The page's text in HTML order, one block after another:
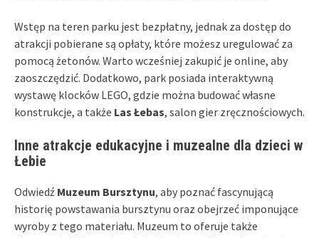
Wstęp na teren parku jest bezpłatny, jednak za dostęp do
atrakcji pobierane są opłaty, które możesz uregulować za
pomocą żetonów. Warto wcześniej zakupić je online, aby
zaoszczędzić. Dodatkowo, park posiada interaktywną
wystawę klocków LEGO, gdzie można budować własne
konstrukcje, a także Las Łebas, salon gier zręcznościowych.
Inne atrakcje edukacyjne i muzealne dla dzieci w
Łebie
Odwiedź Muzeum Bursztynu, aby poznać fascynującą
historię powstawania bursztynu oraz obejrzeć imponujące
wyroby z tego materiału. Muzeum to oferuje także